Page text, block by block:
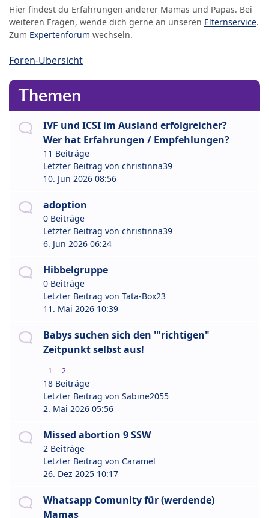
Hier findest du Erfahrungen anderer Mamas und Papas. Bei
weiteren Fragen, wende dich gerne an unseren Elternservice.
Zum Expertenforum wechseln.
Foren-Übersicht
Themen
IVF und ICSI im Ausland erfolgreicher?
Wer hat Erfahrungen / Empfehlungen?
11 Beiträge
Letzter Beitrag von christinna39
10. Jun 2026 08:56
adoption
0 Beiträge
Letzter Beitrag von christinna39
6. Jun 2026 06:24
Hibbelgruppe
0 Beiträge
Letzter Beitrag von Tata-Box23
11. Mai 2026 10:39
Babys suchen sich den '"richtigen"
Zeitpunkt selbst aus!
1 2
18 Beiträge
Letzter Beitrag von Sabine2055
2. Mai 2026 05:56
Missed abortion 9 SSW
2 Beiträge
Letzter Beitrag von Caramel
26. Dez 2025 10:17
Whatsapp Comunity für (werdende)
Mamas